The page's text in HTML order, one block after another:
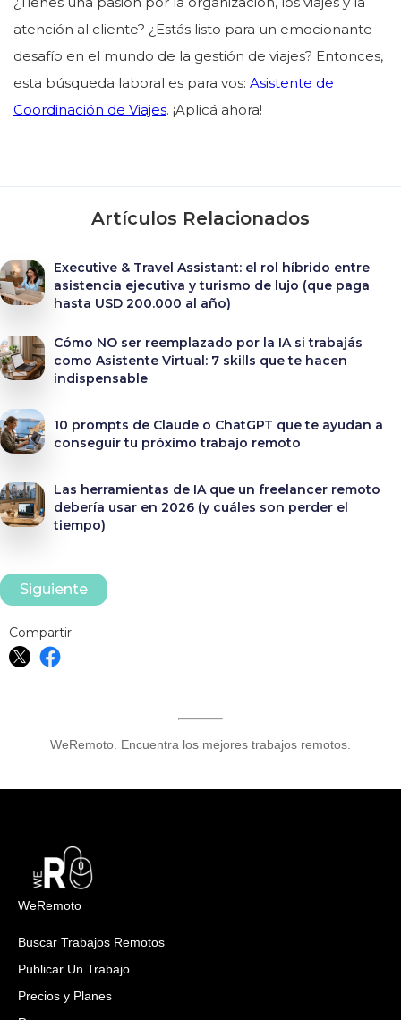
atención al cliente? ¿Estás listo para un emocionante
desafío en el mundo de la gestión de viajes? Entonces,
esta búsqueda laboral es para vos: Asistente de
Coordinación de Viajes. ¡Aplicá ahora!
Artículos Relacionados
Executive & Travel Assistant: el rol híbrido entre
asistencia ejecutiva y turismo de lujo (que paga
hasta USD 200.000 al año)
Cómo NO ser reemplazado por la IA si trabajás
como Asistente Virtual: 7 skills que te hacen
indispensable
10 prompts de Claude o ChatGPT que te ayudan a
conseguir tu próximo trabajo remoto
Las herramientas de IA que un freelancer remoto
debería usar en 2026 (y cuáles son perder el
tiempo)
Siguiente
Compartir
WeRemoto. Encuentra los mejores trabajos remotos.
WeRemoto
Buscar Trabajos Remotos
Publicar Un Trabajo
Precios y Planes